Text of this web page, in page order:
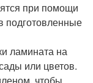
при помощи
подготовленные
ламината на
или цветов.
чтобы